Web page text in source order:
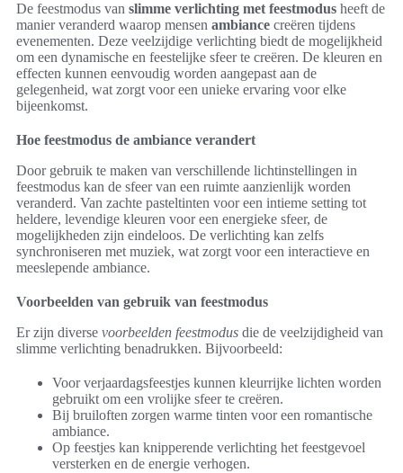
De feestmodus van slimme verlichting met feestmodus heeft de
manier veranderd waarop mensen ambiance creëren tijdens
evenementen. Deze veelzijdige verlichting biedt de mogelijkheid
om een dynamische en feestelijke sfeer te creëren. De kleuren en
effecten kunnen eenvoudig worden aangepast aan de
gelegenheid, wat zorgt voor een unieke ervaring voor elke
bijeenkomst.
Hoe feestmodus de ambiance verandert
Door gebruik te maken van verschillende lichtinstellingen in
feestmodus kan de sfeer van een ruimte aanzienlijk worden
veranderd. Van zachte pasteltinten voor een intieme setting tot
heldere, levendige kleuren voor een energieke sfeer, de
mogelijkheden zijn eindeloos. De verlichting kan zelfs
synchroniseren met muziek, wat zorgt voor een interactieve en
meeslepende ambiance.
Voorbeelden van gebruik van feestmodus
Er zijn diverse voorbeelden feestmodus die de veelzijdigheid van
slimme verlichting benadrukken. Bijvoorbeeld:
Voor verjaardagsfeestjes kunnen kleurrijke lichten worden
gebruikt om een vrolijke sfeer te creëren.
Bij bruiloften zorgen warme tinten voor een romantische
ambiance.
Op feestjes kan knipperende verlichting het feestgevoel
versterken en de energie verhogen.